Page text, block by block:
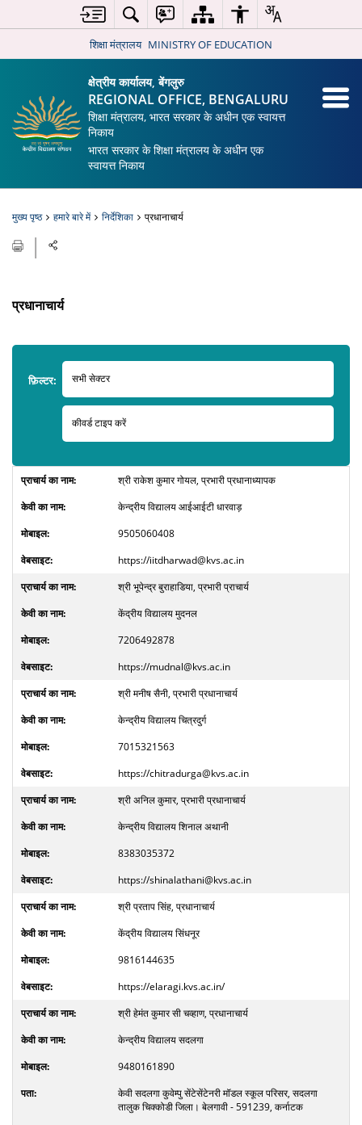
शिक्षा मंत्रालय MINISTRY OF EDUCATION
क्षेत्रीय कार्यालय, बेंगलुरु
REGIONAL OFFICE, BENGALURU
शिक्षा मंत्रालय, भारत सरकार के अधीन एक स्वायत्त
निकाय
भारत सरकार के शिक्षा मंत्रालय के अधीन एक
स्वायत्त निकाय
मुख्य पृष्ठ हमारे बारे में निर्देशिका प्रधानाचार्य
प्रधानाचार्य
फ़िल्टर:
श्री राकेश कुमार गोयल, प्रभारी प्रधानाध्यापक
केन्द्रीय विद्यालय आईआईटी धारवाड़
9505060408
https://iitdharwad@kvs.ac.in
श्री भूपेन्द्र बुराहाडिया, प्रभारी प्राचार्य
केंद्रीय विद्यालय मुदनल
7206492878
https://mudnal@kvs.ac.in
श्री मनीष सैनी, प्रभारी प्रधानाचार्य
केन्द्रीय विद्यालय चित्रदुर्ग
7015321563
https://chitradurga@kvs.ac.in
श्री अनिल कुमार, प्रभारी प्रधानाचार्य
केन्द्रीय विद्यालय शिनाल अथानी
8383035372
https://shinalathani@kvs.ac.in
श्री प्रताप सिंह, प्रधानाचार्य
केंद्रीय विद्यालय सिंधनूर
9816144635
https://elaragi.kvs.ac.in/
श्री हेमंत कुमार सी चव्हाण, प्रधानाचार्य
केन्द्रीय विद्यालय सदलगा
9480161890
केवी सदलगा कुवेम्पु सेंटेसेंटेनरी मॉडल स्कूल परिसर, सदलगा
तालुक चिक्कोडी जिला। बेलगावी - 591239, कर्नाटक